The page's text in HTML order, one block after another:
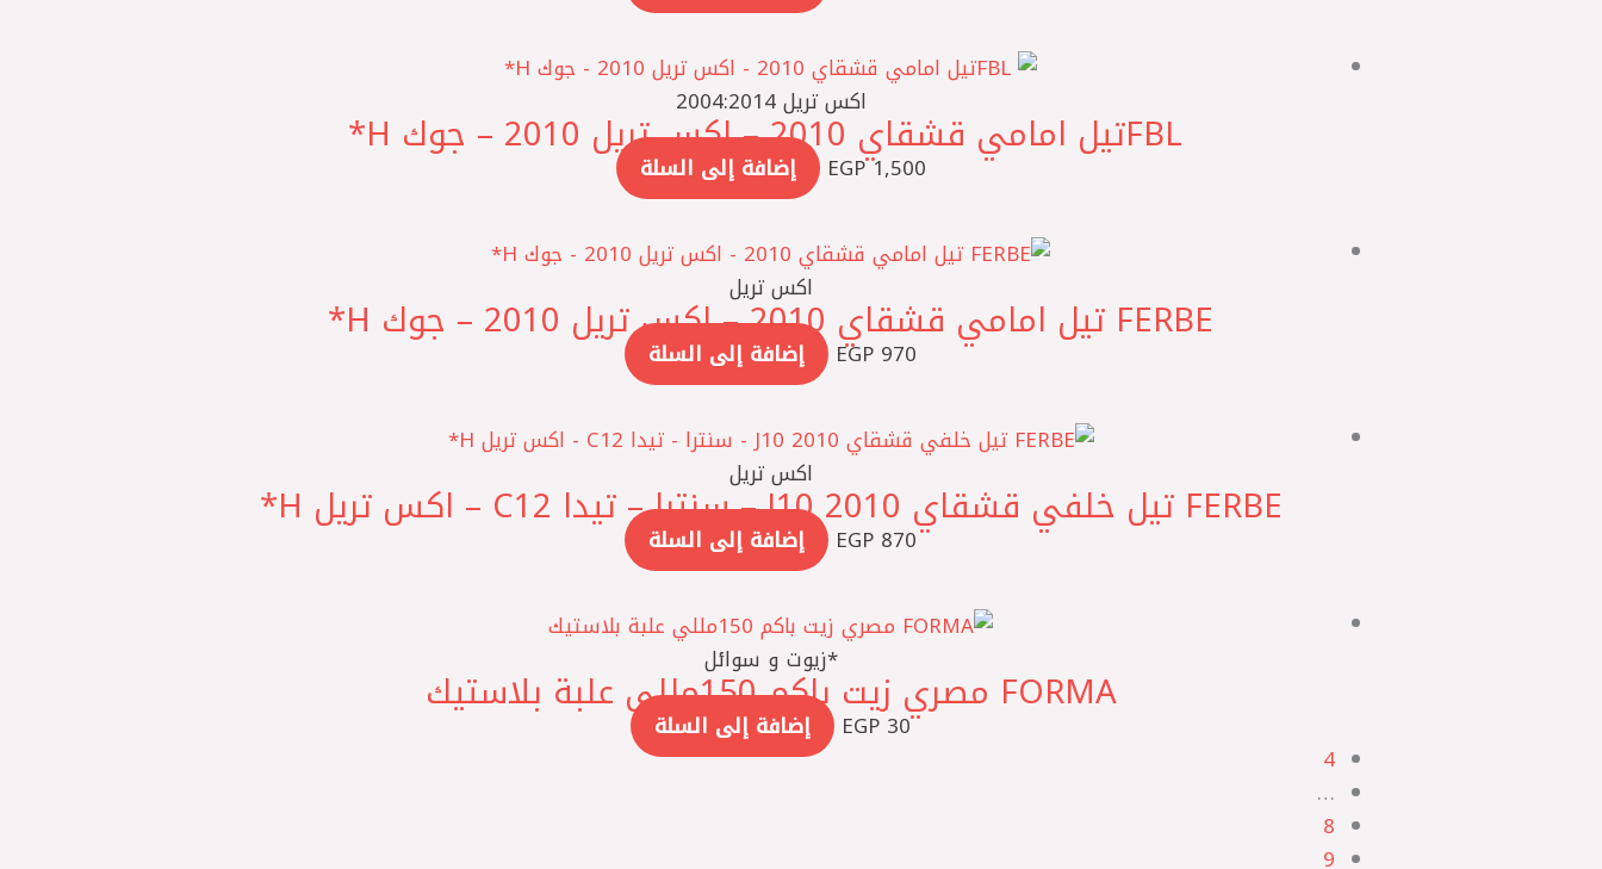
اكس تريل 2004:2014
FBL ‎تيل امامي قشقاي 2010 – اكس تريل 2010 – جوك H*
EGP1,500 إضافة إلى السلة
اكس تريل
FERBE تيل امامي قشقاي 2010 – اكس تريل 2010 – جوك ‏H*
EGP 970 إضافة إلى السلة
اكس تريل
FERBE تيل خلفي قشقاي J10 2010 – سنترا – تيدا C12 – اكس تريل ‏H*
EGP 870 إضافة إلى السلة
*زيوت و سوائل
FORMA مصري ‎زيت باكم 150مللي علبة بلاستيك
EGP 30 إضافة إلى السلة
4
…
8
9